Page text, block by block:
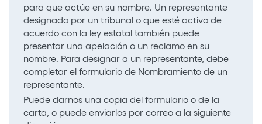
para que actúe en su nombre. Un representante
designado por un tribunal o que esté activo de
acuerdo con la ley estatal también puede
presentar una apelación o un reclamo en su
nombre. Para designar a un representante, debe
completar el formulario de Nombramiento de un
representante.
Puede darnos una copia del formulario o de la
carta, o puede enviarlos por correo a la siguiente